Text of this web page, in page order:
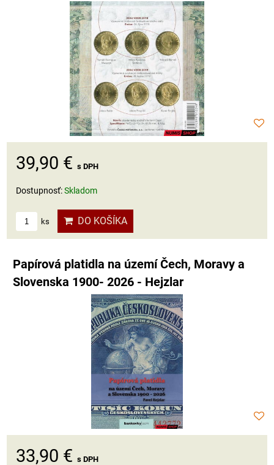
39,90 € s DPH
Dostupnosť:Skladom
ks DO KOŠÍKA
Papírová platidla na území Čech, Moravy a
Slovenska 1900- 2026 - Hejzlar
33,90 € s DPH